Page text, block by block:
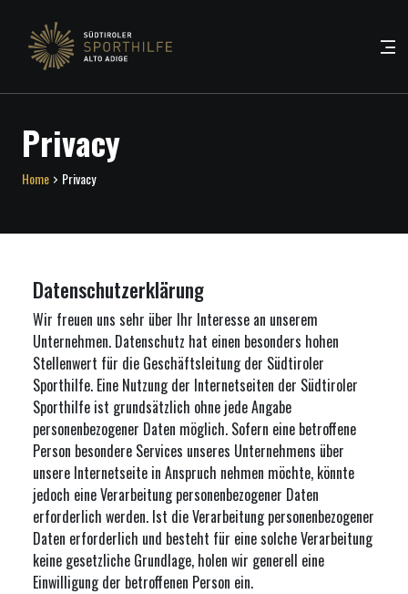
Privacy
Home Privacy
Datenschutzerklärung
Wir freuen uns sehr über Ihr Interesse an unserem
Unternehmen. Datenschutz hat einen besonders hohen
Stellenwert für die Geschäftsleitung der Südtiroler
Sporthilfe. Eine Nutzung der Internetseiten der Südtiroler
Sporthilfe ist grundsätzlich ohne jede Angabe
personenbezogener Daten möglich. Sofern eine betroffene
Person besondere Services unseres Unternehmens über
unsere Internetseite in Anspruch nehmen möchte, könnte
jedoch eine Verarbeitung personenbezogener Daten
erforderlich werden. Ist die Verarbeitung personenbezogener
Daten erforderlich und besteht für eine solche Verarbeitung
keine gesetzliche Grundlage, holen wir generell eine
Einwilligung der betroffenen Person ein.